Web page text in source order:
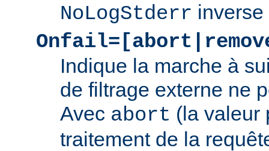
NoLogStderr
Indique la marche à
de filtrage externe ne
Avec abort (la valeur
traitement de la